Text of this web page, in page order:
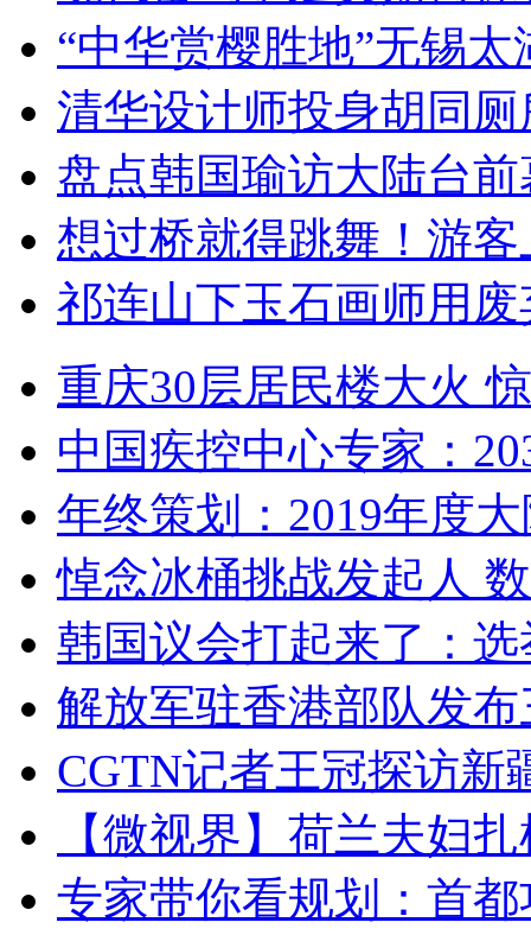
“中华赏樱胜地”无锡
清华设计师投身胡同
盘点韩国瑜访大陆台
想过桥就得跳舞！游客
祁连山下玉石画师用
重庆30层居民楼大火
中国疾控中心专家：
年终策划：2019年度
悼念冰桶挑战发起人
韩国议会打起来了：
解放军驻香港部队发
CGTN记者王冠探访新
【微视界】荷兰夫妇
专家带你看规划：首